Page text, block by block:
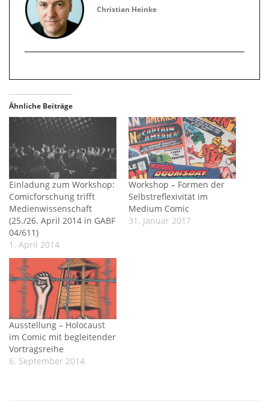
Christian Heinke
Ähnliche Beiträge
Einladung zum Workshop:
Comicforschung trifft
Medienwissenschaft
(25./26. April 2014 in GABF
04/611)
1. April 2014
Workshop – Formen der
Selbstreflexivität im
Medium Comic
31. Januar 2017
Ausstellung – Holocaust
im Comic mit begleitender
Vortragsreihe
6. September 2014